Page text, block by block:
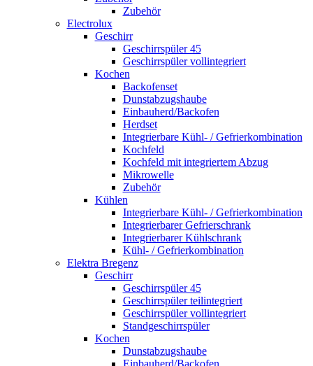
Zubehör
Electrolux
Geschirr
Geschirrspüler 45
Geschirrspüler vollintegriert
Kochen
Backofenset
Dunstabzugshaube
Einbauherd/Backofen
Herdset
Integrierbare Kühl- / Gefrierkombination
Kochfeld
Kochfeld mit integriertem Abzug
Mikrowelle
Zubehör
Kühlen
Integrierbare Kühl- / Gefrierkombination
Integrierbarer Gefrierschrank
Integrierbarer Kühlschrank
Kühl- / Gefrierkombination
Elektra Bregenz
Geschirr
Geschirrspüler 45
Geschirrspüler teilintegriert
Geschirrspüler vollintegriert
Standgeschirrspüler
Kochen
Dunstabzugshaube
Einbauherd/Backofen